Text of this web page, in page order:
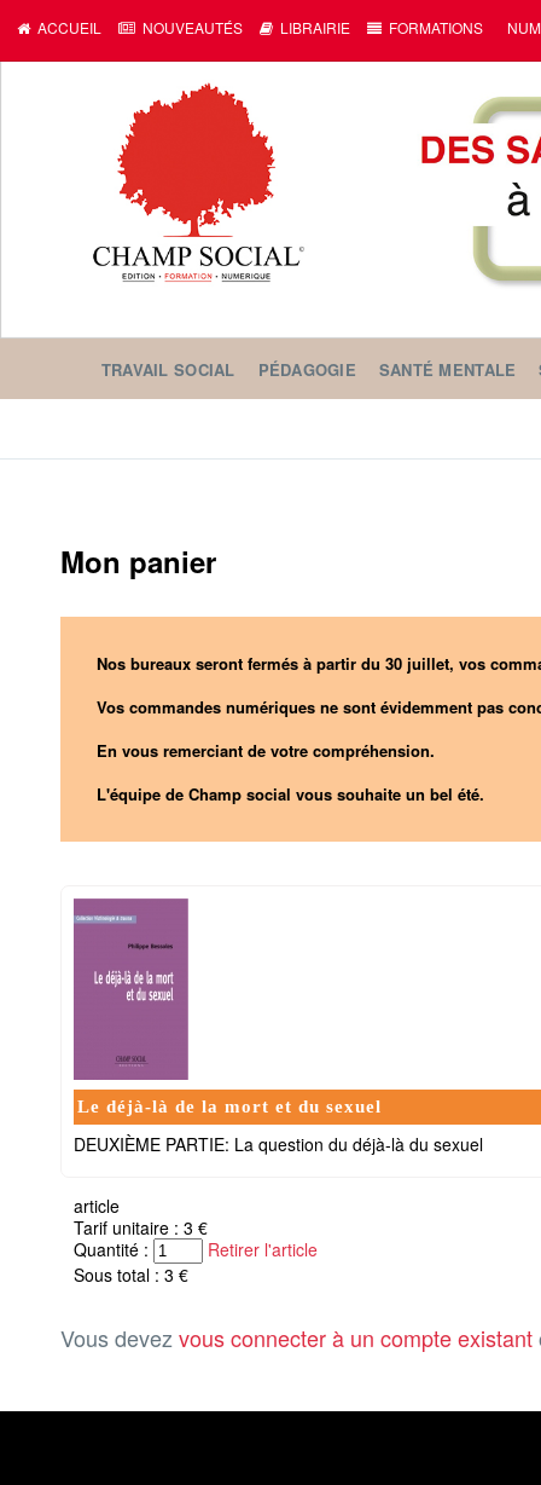
ACCUEIL NOUVEAUTÉS LIBRAIRIE FORMATIONS
TRAVAIL SOCIAL PÉDAGOGIE SANTÉ MENTALE
Mon panier
Nos bureaux seront fermés à partir du 30 juillet, vos
Vos commandes numériques ne sont évidemment pas
En vous remerciant de votre compréhension.
L'équipe de Champ social vous souhaite un bel été.
Le déjà-là de la mort et du sexuel
DEUXIÈME PARTIE: La question du déjà-là du sexuel
article
Tarif unitaire : 3 €
Quantité :
Retirer l'article
Sous total : 3 €
Vous devez vous connecter à un compte existant